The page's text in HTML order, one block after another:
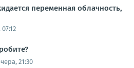
переменная облачность,
21:30